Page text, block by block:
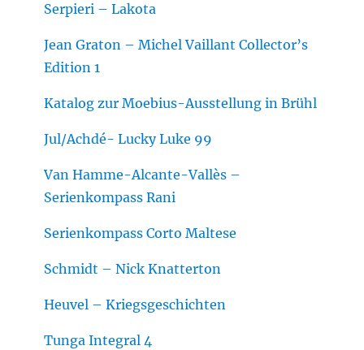
Serpieri – Lakota
Jean Graton – Michel Vaillant Collector’s
Edition 1
Katalog zur Moebius-Ausstellung in Brühl
Jul/Achdé- Lucky Luke 99
Van Hamme-Alcante-Vallès –
Serienkompass Rani
Serienkompass Corto Maltese
Schmidt – Nick Knatterton
Heuvel – Kriegsgeschichten
Tunga Integral 4